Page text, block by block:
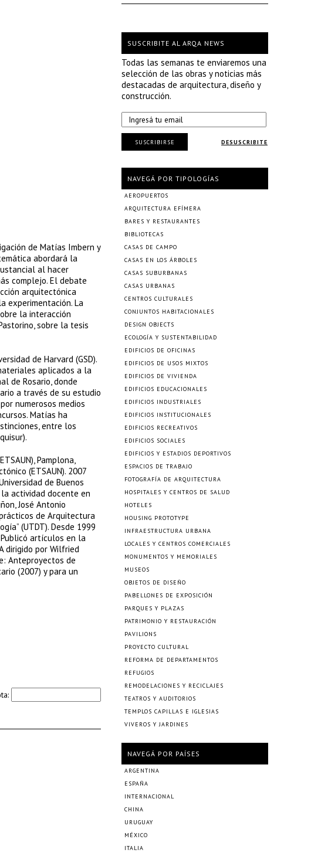
de Matías Imbern y
abordará la
al hacer
complejo. El debate
arquitectónica
experimentación. La
la interacción
sobre la tesis
de Harvard (GSD).
aplicados a la
de Rosario, donde
a través de su estudio
numerosos medios
Matías ha
entre los
Pamplona,
(ETSAUN). 2007
de Buenos
actividad docente en
José Antonio
de Arquitectura
(UTDT). Desde 1999
artículos en la
dirigido por Wilfried
Anteproyectos de
(2007) y para un
SUSCRIBITE AL ARQA NEWS
Todas las semanas te enviaremos una
selección de las obras y noticias más
destacadas de arquitectura, diseño y
construcción.
DESUSCRIBITE
SUSCRIBIRSE
NAVEGÁ POR TIPOLOGÍAS
AEROPUERTOS
ARQUITECTURA EFÍMERA
BARES Y RESTAURANTES
BIBLIOTECAS
CASAS DE CAMPO
CASAS EN LOS ÁRBOLES
CASAS SUBURBANAS
CASAS URBANAS
CENTROS CULTURALES
CONJUNTOS HABITACIONALES
DESIGN OBJECTS
ECOLOGÍA Y SUSTENTABILIDAD
EDIFICIOS DE OFICINAS
EDIFICIOS DE USOS MIXTOS
EDIFICIOS DE VIVIENDA
EDIFICIOS EDUCACIONALES
EDIFICIOS INDUSTRIALES
EDIFICIOS INSTITUCIONALES
EDIFICIOS RECREATIVOS
EDIFICIOS SOCIALES
EDIFICIOS Y ESTADIOS DEPORTIVOS
ESPACIOS DE TRABAJO
FOTOGRAFÍA DE ARQUITECTURA
HOSPITALES Y CENTROS DE SALUD
HOTELES
HOUSING PROTOTYPE
INFRAESTRUCTURA URBANA
LOCALES Y CENTROS COMERCIALES
MONUMENTOS Y MEMORIALES
MUSEOS
OBJETOS DE DISEÑO
PABELLONES DE EXPOSICIÓN
PARQUES Y PLAZAS
PATRIMONIO Y RESTAURACIÓN
PAVILIONS
PROYECTO CULTURAL
REFORMA DE DEPARTAMENTOS
REFUGIOS
REMODELACIONES Y RECICLAJES
TEATROS Y AUDITORIOS
TEMPLOS CAPILLAS E IGLESIAS
VIVEROS Y JARDINES
NAVEGÁ POR PAÍSES
ARGENTINA
ESPAÑA
INTERNACIONAL
CHINA
URUGUAY
MÉXICO
ITALIA